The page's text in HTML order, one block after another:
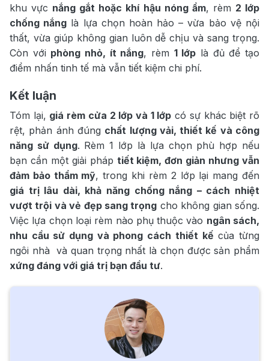
khu vực nắng gắt hoặc khí hậu nóng ẩm, rèm 2 lớp
chống nắng là lựa chọn hoàn hảo – vừa bảo vệ nội
thất, vừa giúp không gian luôn dễ chịu và sang trọng.
Còn với phòng nhỏ, ít nắng, rèm 1 lớp là đủ để tạo
điểm nhấn tinh tế mà vẫn tiết kiệm chi phí.
Kết luận
Tóm lại, giá rèm cửa 2 lớp và 1 lớp có sự khác biệt rõ
rệt, phản ánh đúng chất lượng vải, thiết kế và công
năng sử dụng. Rèm 1 lớp là lựa chọn phù hợp nếu
bạn cần một giải pháp tiết kiệm, đơn giản nhưng vẫn
đảm bảo thẩm mỹ, trong khi rèm 2 lớp lại mang đến
giá trị lâu dài, khả năng chống nắng – cách nhiệt
vượt trội và vẻ đẹp sang trọng cho không gian sống.
Việc lựa chọn loại rèm nào phụ thuộc vào ngân sách,
nhu cầu sử dụng và phong cách thiết kế của từng
ngôi nhà và quan trọng nhất là chọn được sản phẩm
xứng đáng với giá trị bạn đầu tư.